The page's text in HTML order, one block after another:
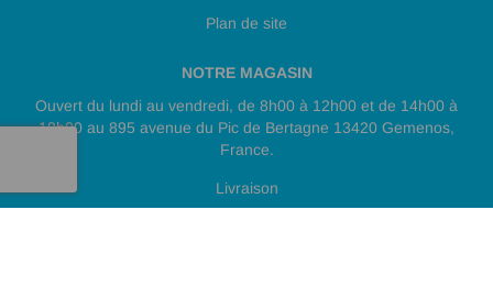
Plan de site
NOTRE MAGASIN
Ouvert du lundi au vendredi, de 8h00 à 12h00 et de 14h00 à
18h00 au 895 avenue du Pic de Bertagne 13420 Gemenos,
France.
Livraison